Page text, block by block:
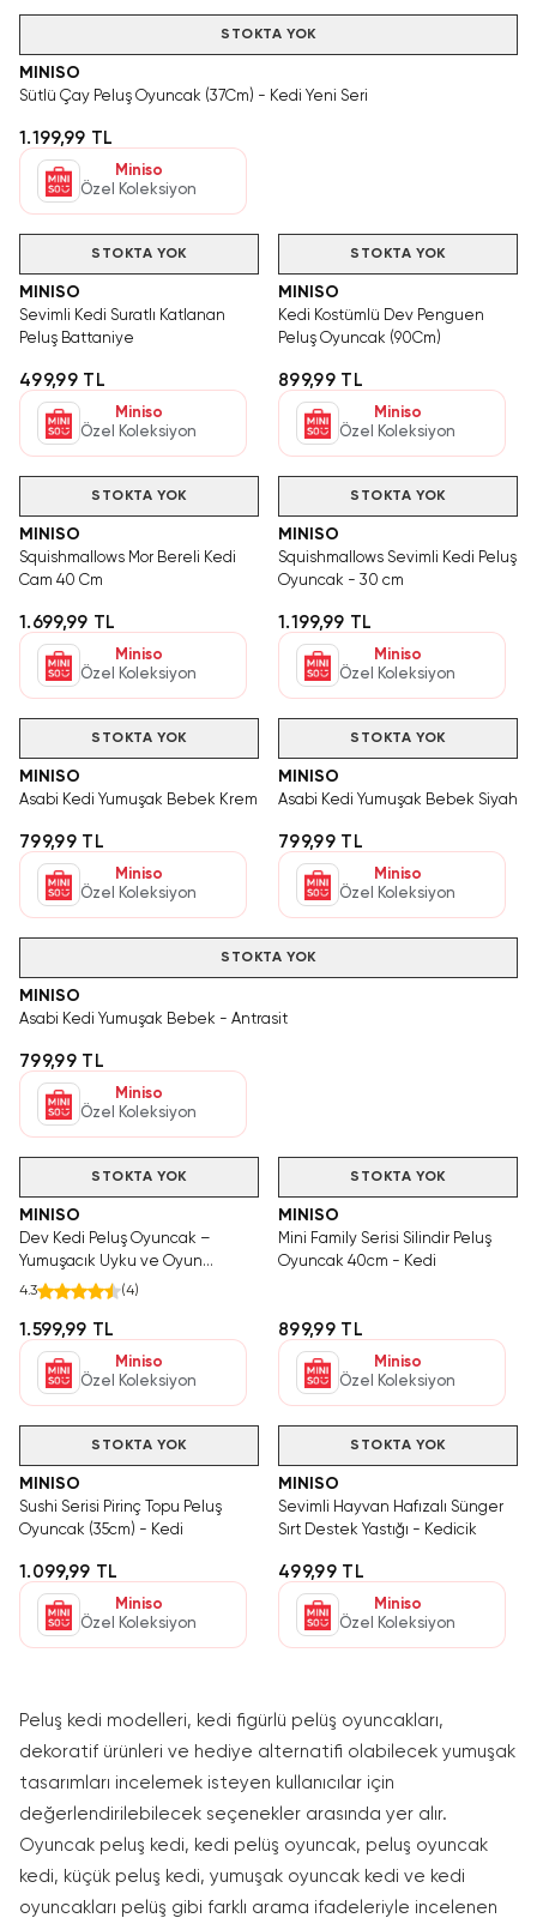
STOKTA YOK
MINISO
Sütlü Çay Peluş Oyuncak (37Cm) - Kedi Yeni Seri
1.199,99 TL
Miniso
Özel Koleksiyon
STOKTA YOK
MINISO
Sevimli Kedi Suratlı Katlanan
Peluş Battaniye
499,99 TL
Miniso
Özel Koleksiyon
STOKTA YOK
MINISO
Kedi Kostümlü Dev Penguen
Peluş Oyuncak (90Cm)
899,99 TL
Miniso
Özel Koleksiyon
STOKTA YOK
MINISO
Squishmallows Mor Bereli Kedi
Cam 40 Cm
1.699,99 TL
Miniso
Özel Koleksiyon
STOKTA YOK
MINISO
Squishmallows Sevimli Kedi Peluş
Oyuncak - 30 cm
1.199,99 TL
Miniso
Özel Koleksiyon
STOKTA YOK
MINISO
Asabi Kedi Yumuşak Bebek Krem
799,99 TL
Miniso
Özel Koleksiyon
STOKTA YOK
MINISO
Asabi Kedi Yumuşak Bebek Siyah
799,99 TL
Miniso
Özel Koleksiyon
STOKTA YOK
MINISO
Asabi Kedi Yumuşak Bebek - Antrasit
799,99 TL
Miniso
Özel Koleksiyon
STOKTA YOK
MINISO
Dev Kedi Peluş Oyuncak –
Yumuşacık Uyku ve Oyun
Arkadaşı 90 Cm
4.3 (4)
1.599,99 TL
Miniso
Özel Koleksiyon
STOKTA YOK
MINISO
Mini Family Serisi Silindir Peluş
Oyuncak 40cm - Kedi
899,99 TL
Miniso
Özel Koleksiyon
STOKTA YOK
MINISO
Sushi Serisi Pirinç Topu Peluş
Oyuncak (35cm) - Kedi
1.099,99 TL
Miniso
Özel Koleksiyon
STOKTA YOK
MINISO
Sevimli Hayvan Hafızalı Sünger
Sırt Destek Yastığı - Kedicik
499,99 TL
Miniso
Özel Koleksiyon
Peluş kedi modelleri, kedi figürlü pelüş oyuncakları,
dekoratif ürünleri ve hediye alternatifi olabilecek yumuşak
tasarımları incelemek isteyen kullanıcılar için
değerlendirilebilecek seçenekler arasında yer alır.
Oyuncak peluş kedi, kedi pelüş oyuncak, peluş oyuncak
kedi, küçük peluş kedi, yumuşak oyuncak kedi ve kedi
oyuncakları pelüş gibi farklı arama ifadeleriyle incelenen